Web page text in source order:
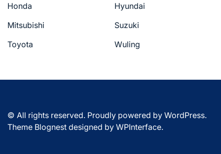
Honda
Hyundai
Mitsubishi
Suzuki
Toyota
Wuling
© All rights reserved. Proudly powered by WordPress.
Theme Blognest designed by WPInterface.